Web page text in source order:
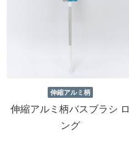
伸縮アルミ柄
伸縮アルミ柄バスブラシ ロ
ング